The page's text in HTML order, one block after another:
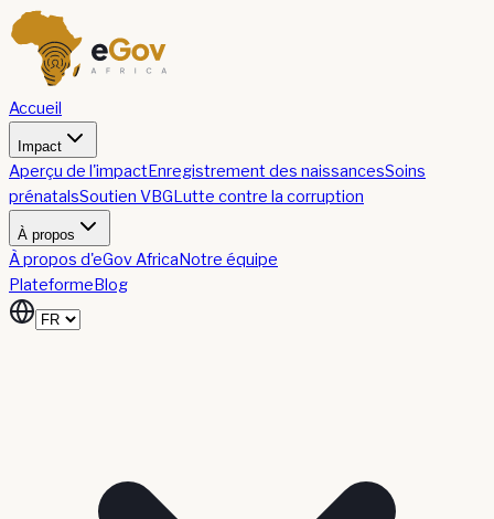
Accueil
Impact
Aperçu de l'impactEnregistrement des naissancesSoins
prénatalsSoutien VBGLutte contre la corruption
À propos
À propos d'eGov AfricaNotre équipe
PlateformeBlog